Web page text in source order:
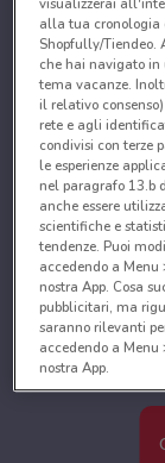
visualizzerai
alla tua cronologia
Shopfully/Tiendeo.
che hai navigato
tema vacanze.
il relativo
rete e agli
condivisi con terze
le esperienze
nel paragrafo 13.b
anche essere
scientifiche e
tendenze. Puoi
accedendo a
nostra App. Cosa
pubblicitari, ma
saranno rilevanti
accedendo a
nostra App.
Noi e i nostri
Utilizzare dati di
caratteristiche del